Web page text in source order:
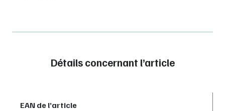
Détails concernant l’article
EAN de l’article